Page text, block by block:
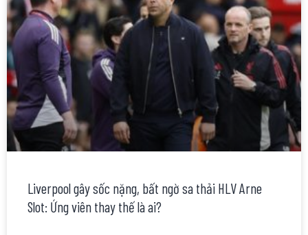
Liverpool gây sốc nặng, bất ngờ sa thải HLV Arne
Slot: Ứng viên thay thế là ai?